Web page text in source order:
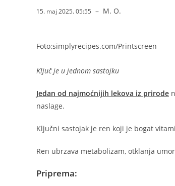
15. maj 2025. 05:55 – M. O.
Foto:simplyrecipes.com/Printscreen
Ključ je u jednom sastojku
Jedan od najmoćnijih lekova iz prirode
naslage.
Ključni sastojak je ren koji je bogat
Ren ubrzava metabolizam, otklanja
Priprema: